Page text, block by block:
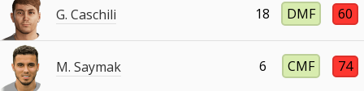
G. Caschili 18 DMF 60
M. Saymak 6 CMF 74